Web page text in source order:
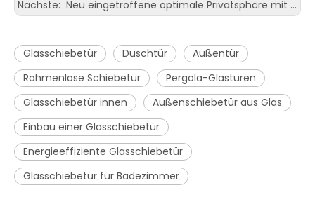
Nächste: Neu eingetroffene optimale Privatsphäre mit motorisierten Rollos und Fensterrollos für moderne Häuser
Glasschiebetür Duschtür
Außentür
Rahmenlose Schiebetür
Pergola-Glastüren
Glasschiebetür innen
Außenschiebetür aus Glas
Einbau einer Glasschiebetür
Energieeffiziente Glasschiebetür
Glasschiebetür für Badezimmer